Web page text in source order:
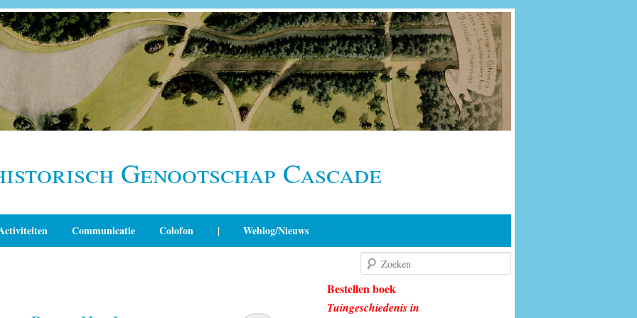
Genootschap Cascade
Communicatie Colofon | Weblog/Nieuws
Bestellen boek
Tuingeschiedenis in